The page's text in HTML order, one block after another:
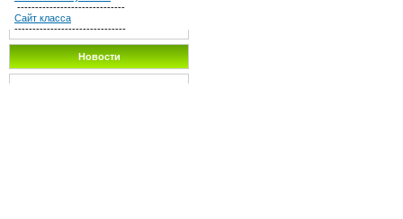
------------------------------
Сайт класса
-------------------------------
Новости